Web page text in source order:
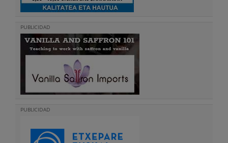
PUBLICIDAD
PUBLICIDAD